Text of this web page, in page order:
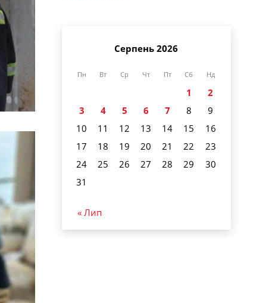
Серпень 2026
Пн Вт Ср Чт Пт Сб Нд
1
2
3
4 5 6 7 8
9
10
11 12 13 14 15
16
17
18 19 20 21 22
23
24
25 26 27 28 29
30
31
« Лип